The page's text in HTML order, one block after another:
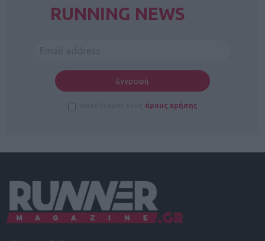
RUNNING NEWS
όρους χρήσης